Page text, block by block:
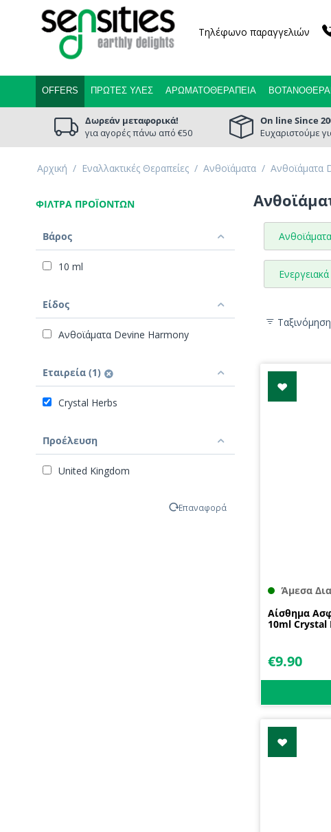
Τηλέφωνο παραγγελιών
OFFERS ΠΡΏΤΕΣ ΎΛΕΣ ΑΡΩΜΑΤΟΘΕΡΑΠΕΊΑ
Δωρεάν μεταφορικά!
για αγορές πάνω από €50
On line Since
Ευχαριστούμε
Αρχική / Εναλλακτικές Θεραπείες / Ανθοϊάματα / Ανθοϊάματα
ΦΊΛΤΡΑ ΠΡΟΪΌΝΤΩΝ
Βάρος
10 ml
Είδος
Ανθοϊάματα Devine Harmony
Εταιρεία (1)
Crystal Herbs
Προέλευση
United Kingdom
Επαναφορά
Ταξινόμηση
Άμεσα
Αίσθημα
10ml Crystal
€9.90